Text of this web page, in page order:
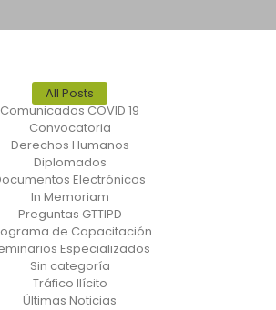
All Posts
Comunicados COVID 19
Convocatoria
Derechos Humanos
Diplomados
Electrónicos
In Memoriam
Preguntas GTTIPD
de Capacitación
Especializados
Sin categoría
Tráfico Ilícito
Últimas Noticias